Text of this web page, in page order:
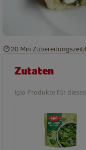
20 Min. Zubereitungszeit
Zutaten
Iglo Produkte für